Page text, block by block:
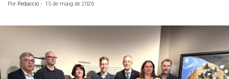
Por Redacció - 15 de maig de 2026